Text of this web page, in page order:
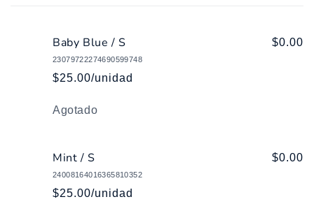
Baby Blue / S
23079722274690599748
$25.00/unidad
$0.00
Cantidad
Agotado
Mint / S
24008164016365810352
$25.00/unidad
$0.00